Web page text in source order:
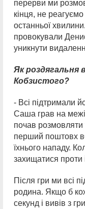
перерви ми
кінця, не
останньої
провокували
уникнути
Як роздягальня
Кобзистого?
- Всі підтримали
Саша грав на
почав розмовляти
перший поштовх
їхнього нападу.
захищатися проти
Після гри ми всі
родина. Якщо б
секунд і вивів з